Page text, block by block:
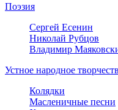
Поэзия
Сергей Есенин
Николай Рубцов
Владимир
Устное народное
Колядки
Масленичные песни